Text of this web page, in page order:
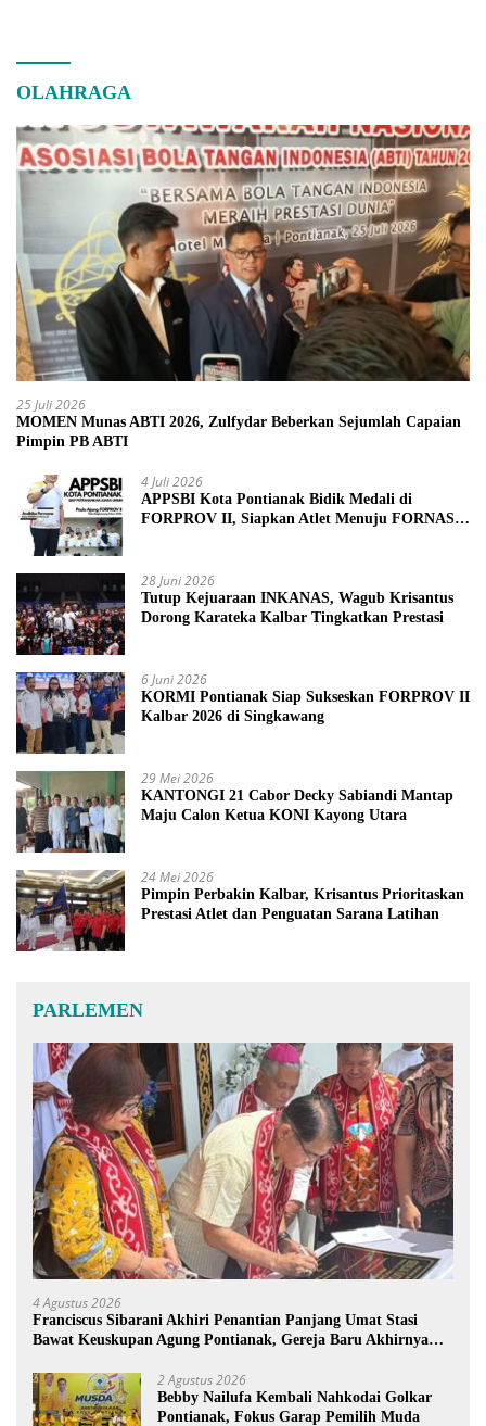
OLAHRAGA
25 Juli 2026
MOMEN Munas ABTI 2026, Zulfydar Beberkan Sejumlah Capaian
Pimpin PB ABTI
4 Juli 2026
APPSBI Kota Pontianak Bidik Medali di
FORPROV II, Siapkan Atlet Menuju FORNAS
28 Juni 2026
Tutup Kejuaraan INKANAS, Wagub Krisantus
Dorong Karateka Kalbar Tingkatkan Prestasi
6 Juni 2026
KORMI Pontianak Siap Sukseskan FORPROV II
Kalbar 2026 di Singkawang
29 Mei 2026
KANTONGI 21 Cabor Decky Sabiandi Mantap
Maju Calon Ketua KONI Kayong Utara
24 Mei 2026
Pimpin Perbakin Kalbar, Krisantus Prioritaskan
Prestasi Atlet dan Penguatan Sarana Latihan
PARLEMEN
4 Agustus 2026
Franciscus Sibarani Akhiri Penantian Panjang Umat Stasi
Bawat Keuskupan Agung Pontianak, Gereja Baru Akhirnya
2 Agustus 2026
Bebby Nailufa Kembali Nahkodai Golkar
Pontianak, Fokus Garap Pemilih Muda